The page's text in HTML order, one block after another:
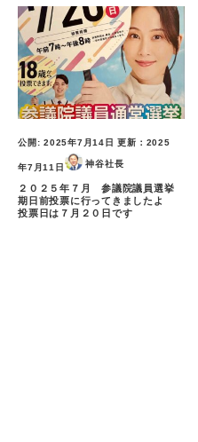
公開: 2025年7月14日 更新： 2025
年7月11日 神谷社長
２０２５年７月 参議院議員選挙
期日前投票に行ってきましたよ
投票日は７月２０日です